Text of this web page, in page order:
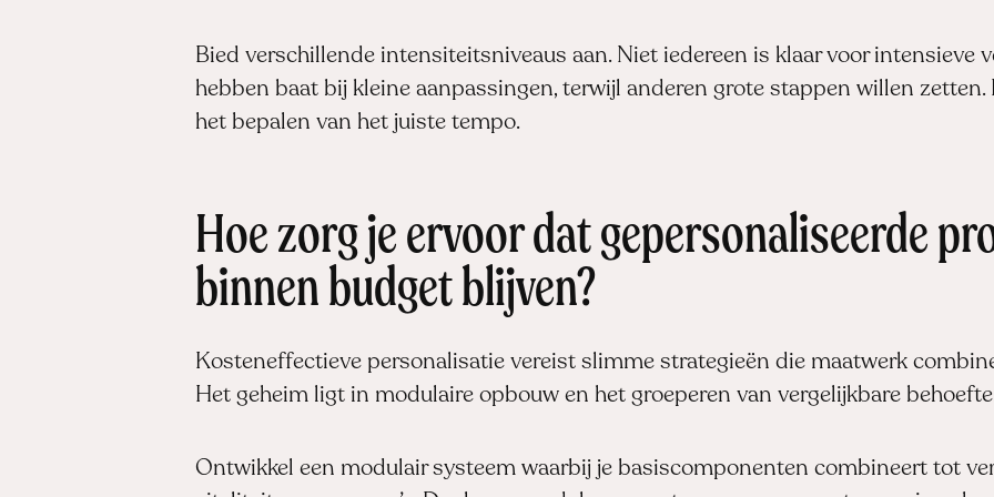
Bied verschillende intensiteitsniveaus aan. Niet iedereen is klaar voor intensieve
hebben baat bij kleine aanpassingen, terwijl anderen grote stappen willen
het bepalen van het juiste tempo.
Hoe zorg je ervoor dat gepersonaliseerde
binnen budget blijven?
Kosteneffectieve personalisatie vereist slimme strategieën die maatwerk
Het geheim ligt in modulaire opbouw en het groeperen van vergelijkbare
Ontwikkel een modulair systeem waarbij je basiscomponenten combineert tot